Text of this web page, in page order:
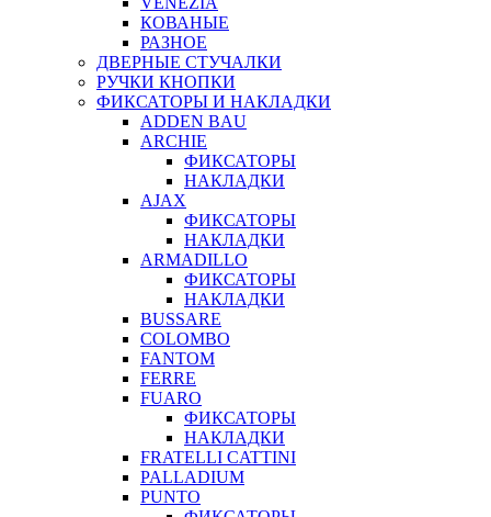
КОВАНЫЕ
РАЗНОЕ
ДВЕРНЫЕ СТУЧАЛКИ
РУЧКИ КНОПКИ
ФИКСАТОРЫ И НАКЛАДКИ
ADDEN BAU
ARCHIE
ФИКСАТОРЫ
НАКЛАДКИ
AJAX
ФИКСАТОРЫ
НАКЛАДКИ
ARMADILLO
ФИКСАТОРЫ
НАКЛАДКИ
BUSSARE
COLOMBO
FANTOM
FERRE
FUARO
ФИКСАТОРЫ
НАКЛАДКИ
FRATELLI CATTINI
PALLADIUM
PUNTO